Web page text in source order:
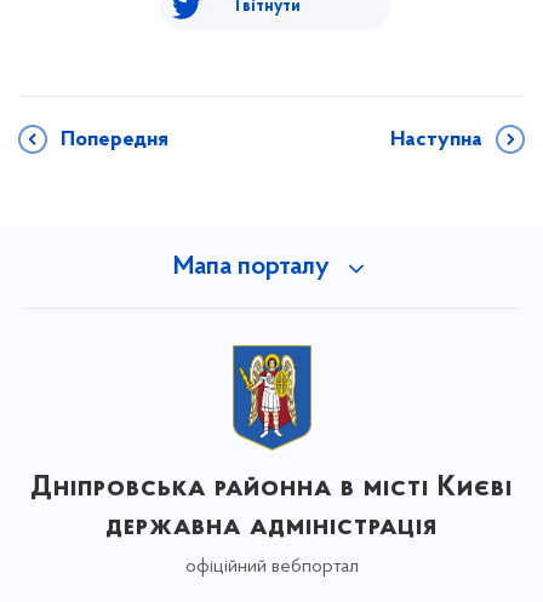
Твітнути
Попередня Наступна
Мапа порталу
Дніпровська районна в місті Києві
державна адміністрація
офіційний вебпортал